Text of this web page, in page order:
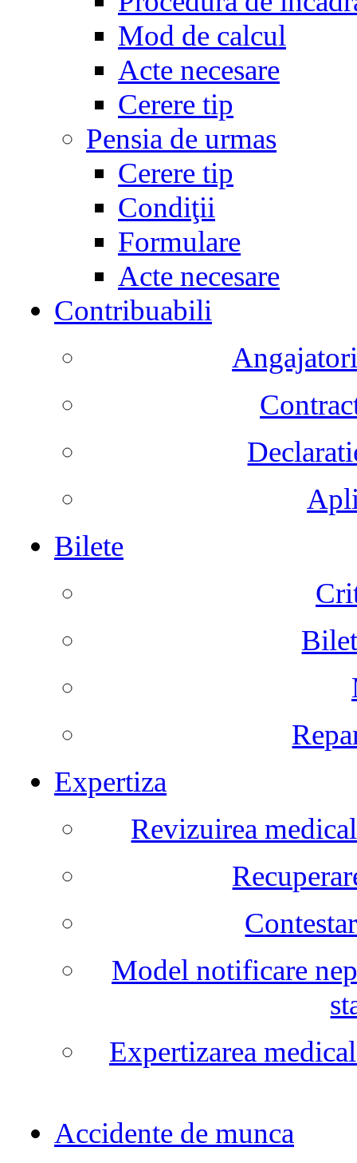
Mod de calcul
Acte necesare
Cerere tip
Pensia de urmas
Cerere tip
Condiţii
Formulare
Acte necesare
Contribuabili
Bilete
Expertiza
Revizuirea
Model notificare
Expertizarea
Accidente de munca